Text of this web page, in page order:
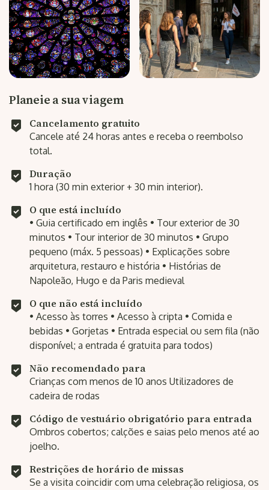
Planeie a sua viagem
Cancelamento gratuito
Cancele até 24 horas antes e receba o reembolso
total.
Duração
1 hora (30 min exterior + 30 min interior).
O que está incluído
• Guia certificado em inglês • Tour exterior de 30
minutos • Tour interior de 30 minutos • Grupo
pequeno (máx. 5 pessoas) • Explicações sobre
arquitetura, restauro e história • Histórias de
Napoleão, Hugo e da Paris medieval
O que não está incluído
• Acesso às torres • Acesso à cripta • Comida e
bebidas • Gorjetas • Entrada especial ou sem fila (não
disponível; a entrada é gratuita para todos)
Não recomendado para
Crianças com menos de 10 anos Utilizadores de
cadeira de rodas
Código de vestuário obrigatório para entrada
Ombros cobertos; calções e saias pelo menos até ao
joelho.
Restrições de horário de missas
Se a visita coincidir com uma celebração religiosa, os